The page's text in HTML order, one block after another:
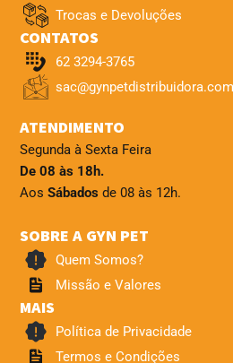
Trocas e Devoluções
CONTATOS
62 3294-3765
ATENDIMENTO
Segunda à Sexta Feira
De 08 às 18h.
Aos Sábados de 08 às 12h.
SOBRE A GYN PET
Quem Somos?
Missão e Valores
MAIS
Política de Privacidade
Termos e Condições